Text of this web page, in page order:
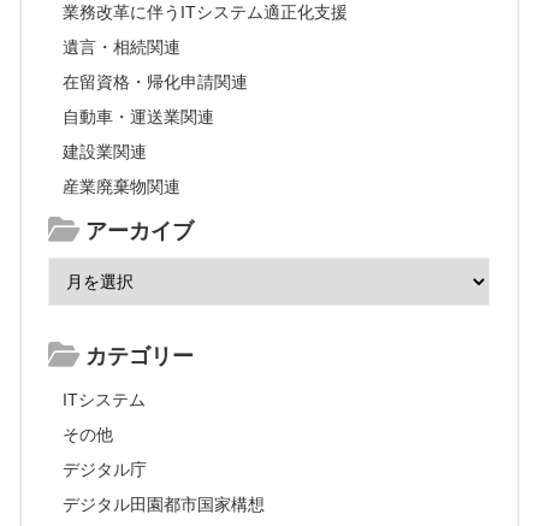
業務改革に伴うITシステム適正化支援
遺言・相続関連
在留資格・帰化申請関連
自動車・運送業関連
建設業関連
産業廃棄物関連
アーカイブ
カテゴリー
ITシステム
その他
デジタル庁
デジタル田園都市国家構想